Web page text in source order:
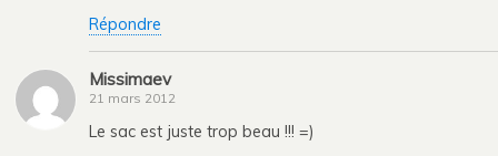
Répondre
Missimaev
21 mars 2012
Le sac est juste trop beau !!! =)